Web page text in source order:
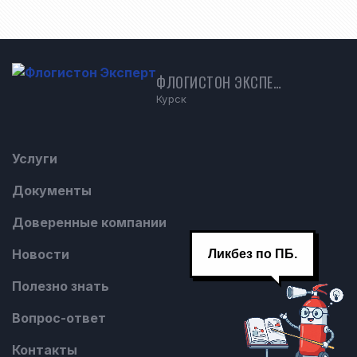
Ликбез по ПБ.
безопасности и
пожаротушения,
обеспечивающие
противопожарной защи...
ФЛОГИСТОН ЭКСПЕРТ
Курск
Услуги
Документы
Доверенные компании
Новости
Полезно знать
Вопрос-ответ
Контакты